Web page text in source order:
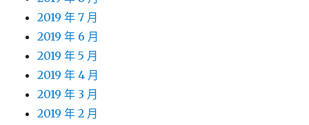
2019 年 7 月
2019 年 6 月
2019 年 5 月
2019 年 4 月
2019 年 3 月
2019 年 2 月